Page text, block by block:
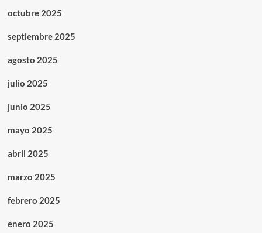
octubre 2025
septiembre 2025
agosto 2025
julio 2025
junio 2025
mayo 2025
abril 2025
marzo 2025
febrero 2025
enero 2025